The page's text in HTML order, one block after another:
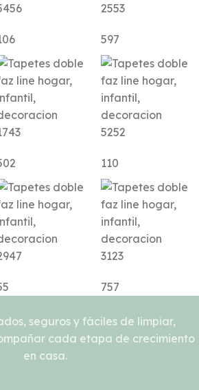
2553
597
5252
110
3123
757
seguros y fáciles de limpiar,
cada etapa de crecimiento
en casa.